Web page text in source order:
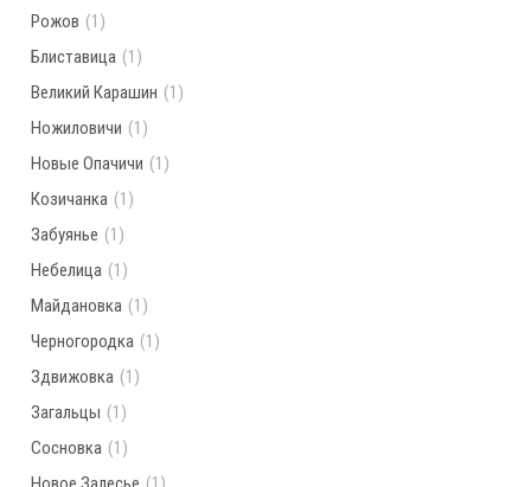
Рожов (1)
Блиставица (1)
Великий Карашин (1)
Ножиловичи (1)
Новые Опачичи (1)
Козичанка (1)
Забуянье (1)
Небелица (1)
Майдановка (1)
Черногородка (1)
Здвижовка (1)
Загальцы (1)
Сосновка (1)